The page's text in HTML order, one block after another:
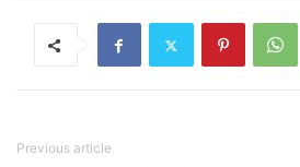
Previous article